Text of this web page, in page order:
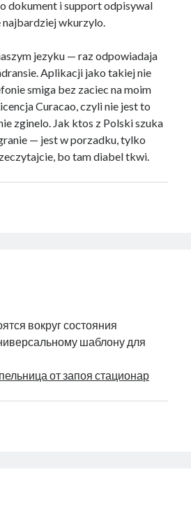
dokument i support odpisywal
najbardziej wkurzylo.
jezyku — raz odpowiadaja
Aplikacji jako takiej nie
smiga bez zaciec na moim
Curacao, czyli nie jest to
zginelo. Jak ktos z Polski szuka
— jest w porzadku, tylko
bo tam diabel tkwi.
вокруг состояния
шаблону для
от запоя стационар